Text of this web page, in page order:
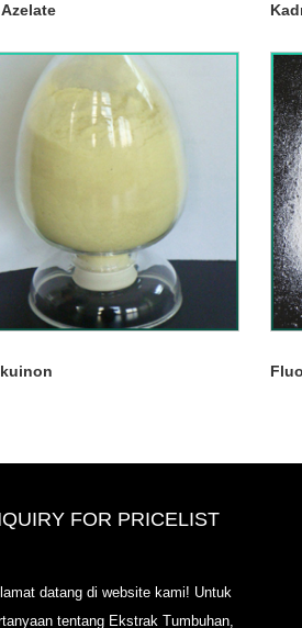
FOR PRICELIST
datang di website kami! Untuk
tentang Ekstrak Tumbuhan,